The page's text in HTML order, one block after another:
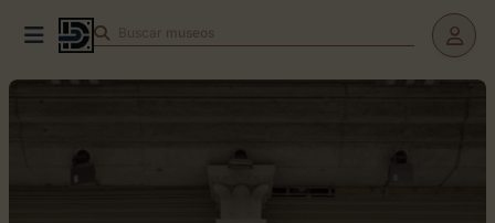
Buscar teatros